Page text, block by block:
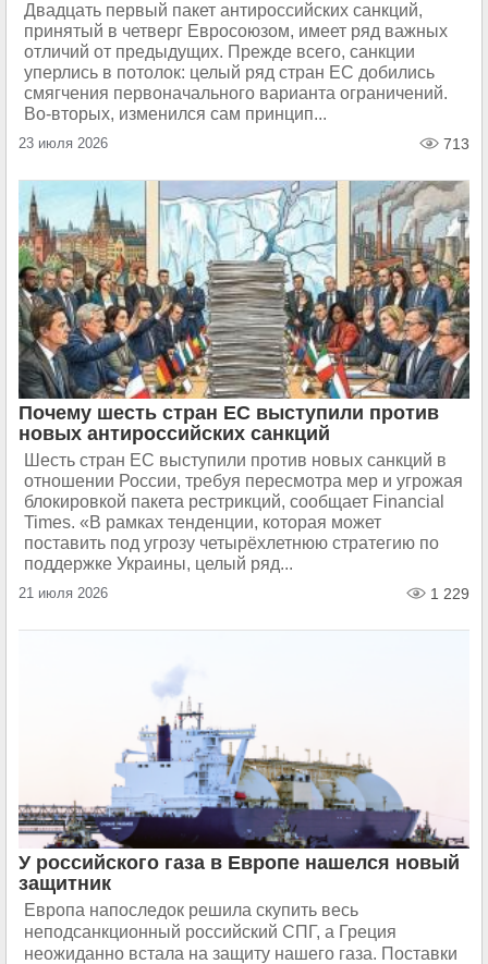
Двадцать первый пакет антироссийских санкций,
принятый в четверг Евросоюзом, имеет ряд важных
отличий от предыдущих. Прежде всего, санкции
уперлись в потолок: целый ряд стран ЕС добились
смягчения первоначального варианта ограничений.
Во-вторых, изменился сам принцип...
23 июля 2026 713
Почему шесть стран ЕС выступили против
новых антироссийских санкций
Шесть стран ЕС выступили против новых санкций в
отношении России, требуя пересмотра мер и угрожая
блокировкой пакета рестрикций, сообщает Financial
Times. «В рамках тенденции, которая может
поставить под угрозу четырёхлетнюю стратегию по
поддержке Украины, целый ряд...
21 июля 2026 1 229
У российского газа в Европе нашелся новый
защитник
Европа напоследок решила скупить весь
неподсанкционный российский СПГ, а Греция
неожиданно встала на защиту нашего газа. Поставки